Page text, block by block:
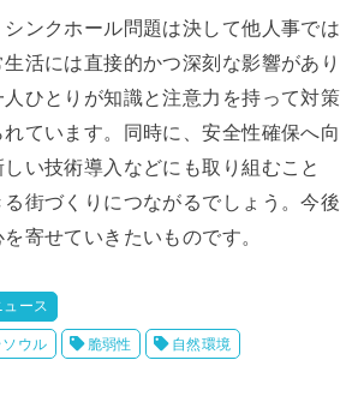
ンクホール問題は決して他人事では
活には直接的かつ深刻な影響があり
人ひとりが知識と注意力を持って対策
ています。同時に、安全性確保へ向
い技術導入などにも取り組むこと
街づくりにつながるでしょう。今後
寄せていきたいものです。
ュース
ソウル 脆弱性 自然環境